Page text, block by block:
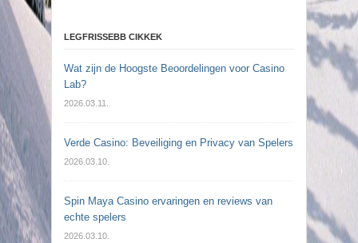
LEGFRISSEBB CIKKEK
Wat zijn de Hoogste Beoordelingen voor Casino
Lab?
2026.03.11.
Verde Casino: Beveiliging en Privacy van Spelers
2026.03.10.
Spin Maya Casino ervaringen en reviews van
echte spelers
2026.03.10.